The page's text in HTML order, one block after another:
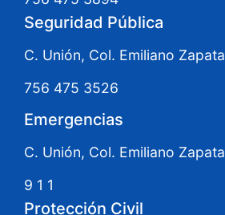
Seguridad Pública
C. Unión, Col. Emiliano Zapata
756 475 3526
Emergencias
C. Unión, Col. Emiliano Zapata
9 1 1
Protección Civil